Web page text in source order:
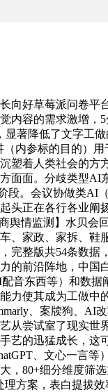
好草莓派问卷平
内容的需求激增，
著降低了文字工
（内参标的目的）
塑着人类社会的
面面。分歧类型
段。会议协做类AI
头正在各行各业
舆情监测】水贝
、家政、家拆、
完整版共54条数
的前沿阵地，中国
音东西等）和数据
力使其成为工做中
、案牍狗、AI
从尝试室了现实
艺的迅猛成长，
、文心一言
，80+细分维度筛
理方案，表白提拔